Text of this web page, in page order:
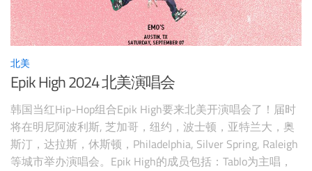
北美
Epik High 2024 北美演唱会
韩国当红Hip-Hop组合Epik High要来北美开演唱会了！届时
将在明尼阿波利斯, 芝加哥，纽约，波士顿，亚特兰大，奥
斯汀，达拉斯，休斯顿，Philadelphia, Silver Spring, Raleigh
等城市举办演唱会。Epik High的成员包括：Tablo为主唱，